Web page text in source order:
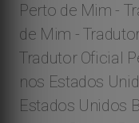
Perto de Mim -
de Mim -
Tradutor Oficial
nos Estados
Estados Unidos